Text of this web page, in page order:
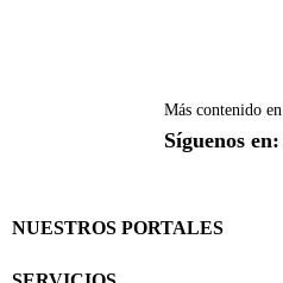
Más contenido en
Síguenos en:
NUESTROS PORTALES